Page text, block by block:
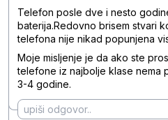
Telefon posle dve i nesto
baterija.Redovno brisem stvari
telefona nije nikad popunjena
Moje misljenje je da ako ste
telefone iz najbolje klase nema
3-4 godine.